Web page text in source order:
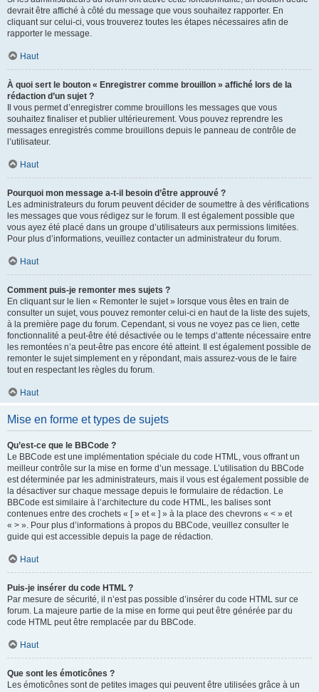
devrait être affiché à côté du message que vous souhaitez rapporter. En
cliquant sur celui-ci, vous trouverez toutes les étapes nécessaires afin de
rapporter le message.
Haut
À quoi sert le bouton « Enregistrer comme brouillon » affiché lors de la
rédaction d’un sujet ?
Il vous permet d’enregistrer comme brouillons les messages que vous
souhaitez finaliser et publier ultérieurement. Vous pouvez reprendre les
messages enregistrés comme brouillons depuis le panneau de contrôle de
l’utilisateur.
Haut
Pourquoi mon message a-t-il besoin d’être approuvé ?
Les administrateurs du forum peuvent décider de soumettre à des vérifications
les messages que vous rédigez sur le forum. Il est également possible que
vous ayez été placé dans un groupe d’utilisateurs aux permissions limitées.
Pour plus d’informations, veuillez contacter un administrateur du forum.
Haut
Comment puis-je remonter mes sujets ?
En cliquant sur le lien « Remonter le sujet » lorsque vous êtes en train de
consulter un sujet, vous pouvez remonter celui-ci en haut de la liste des sujets,
à la première page du forum. Cependant, si vous ne voyez pas ce lien, cette
fonctionnalité a peut-être été désactivée ou le temps d’attente nécessaire entre
les remontées n’a peut-être pas encore été atteint. Il est également possible de
remonter le sujet simplement en y répondant, mais assurez-vous de le faire
tout en respectant les règles du forum.
Haut
Mise en forme et types de sujets
Qu’est-ce que le BBCode ?
Le BBCode est une implémentation spéciale du code HTML, vous offrant un
meilleur contrôle sur la mise en forme d’un message. L’utilisation du BBCode
est déterminée par les administrateurs, mais il vous est également possible de
la désactiver sur chaque message depuis le formulaire de rédaction. Le
BBCode est similaire à l’architecture du code HTML, les balises sont
contenues entre des crochets « [ » et « ] » à la place des chevrons « < » et
« > ». Pour plus d’informations à propos du BBCode, veuillez consulter le
guide qui est accessible depuis la page de rédaction.
Haut
Puis-je insérer du code HTML ?
Par mesure de sécurité, il n’est pas possible d’insérer du code HTML sur ce
forum. La majeure partie de la mise en forme qui peut être générée par du
code HTML peut être remplacée par du BBCode.
Haut
Que sont les émoticônes ?
Les émoticônes sont de petites images qui peuvent être utilisées grâce à un